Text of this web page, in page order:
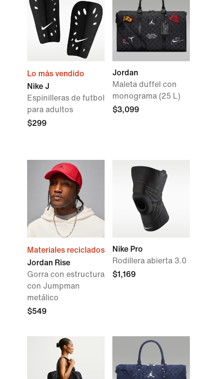
Lo más vendido
Nike J
Espinilleras de futbol
para adultos
$299
Jordan
Maleta duffel con
monograma (25 L)
$3,099
Materiales reciclados
Jordan Rise
Gorra con estructura
con Jumpman
metálico
$549
Nike Pro
Rodillera abierta 3.0
$1,169